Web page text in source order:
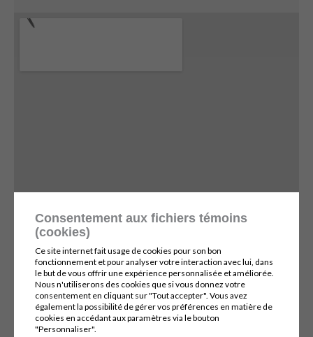
© 2026, Tous droits réservés,Technigaz
Consentement aux fichiers témoins
(cookies)
Ce site internet fait usage de cookies pour son bon
fonctionnement et pour analyser votre interaction avec lui, dans
le but de vous offrir une expérience personnalisée et améliorée.
Nous n'utiliserons des cookies que si vous donnez votre
consentement en cliquant sur "Tout accepter". Vous avez
également la possibilité de gérer vos préférences en matière de
cookies en accédant aux paramètres via le bouton
"Personnaliser".